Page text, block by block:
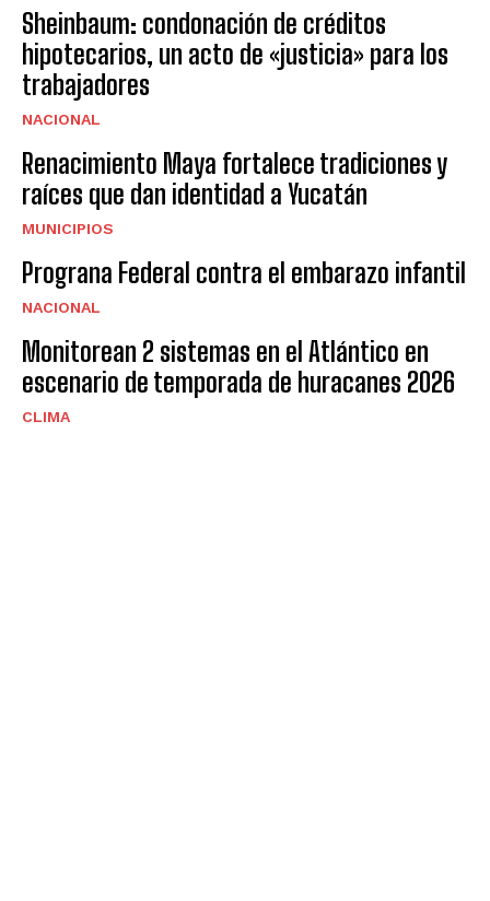
Sheinbaum: condonación de créditos
hipotecarios, un acto de «justicia» para los
trabajadores
NACIONAL
Renacimiento Maya fortalece tradiciones y
raíces que dan identidad a Yucatán
MUNICIPIOS
Prograna Federal contra el embarazo infantil
NACIONAL
Monitorean 2 sistemas en el Atlántico en
escenario de temporada de huracanes 2026
CLIMA